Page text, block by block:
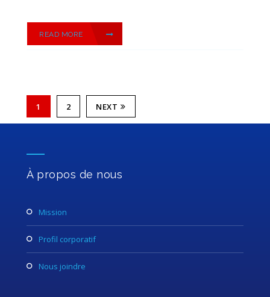
READ MORE
1 2 NEXT
À propos de nous
mission
profil corporatif
nous joindre